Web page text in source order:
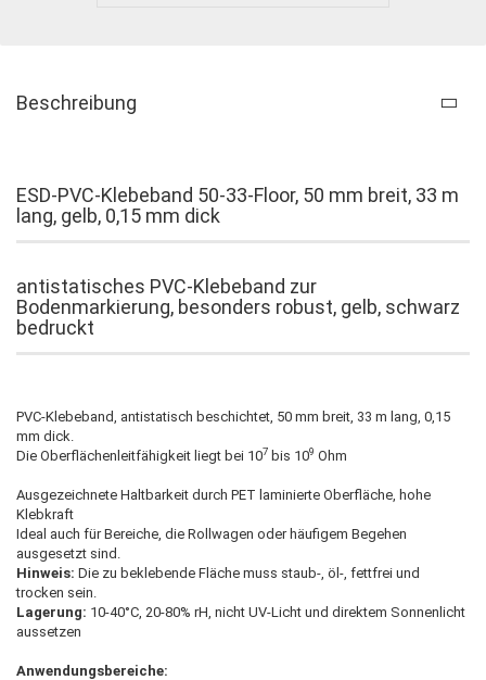
Beschreibung
ESD-PVC-Klebeband 50-33-Floor, 50 mm breit, 33 m
lang, gelb, 0,15 mm dick
antistatisches PVC-Klebeband zur
Bodenmarkierung, besonders robust, gelb, schwarz
bedruckt
PVC-Klebeband, antistatisch beschichtet, 50 mm breit, 33 m lang, 0,15
mm dick.
Die Oberflächenleitfähigkeit liegt bei 107 bis 109 Ohm
Ausgezeichnete Haltbarkeit durch PET laminierte Oberfläche, hohe
Klebkraft
Ideal auch für Bereiche, die Rollwagen oder häufigem Begehen
ausgesetzt sind.
Hinweis: Die zu beklebende Fläche muss staub-, öl-, fettfrei und
trocken sein.
Lagerung: 10-40°C, 20-80% rH, nicht UV-Licht und direktem Sonnenlicht
aussetzen
Anwendungsbereiche: